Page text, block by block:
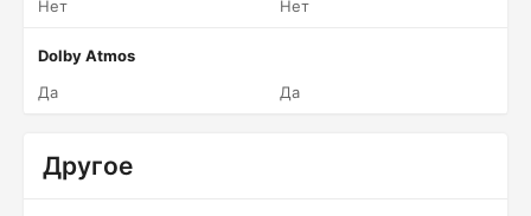
Нет
Нет
Dolby Atmos
Да
Да
Другое